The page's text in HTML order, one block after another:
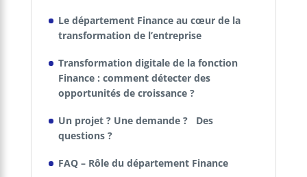
Le département Finance au cœur de la
transformation de l’entreprise
Transformation digitale de la fonction
Finance : comment détecter des
opportunités de croissance ?
Un projet ? Une demande ? Des
questions ?
FAQ – Rôle du département Finance